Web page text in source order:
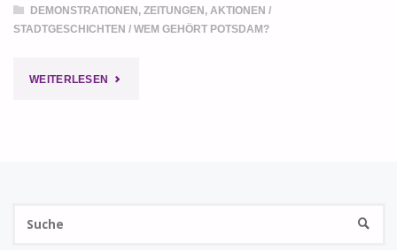
DEMONSTRATIONEN, ZEITUNGEN, AKTIONEN /
STADTGESCHICHTEN / WEM GEHÖRT POTSDAM?
WEITERLESEN "AUS-
SUCHE